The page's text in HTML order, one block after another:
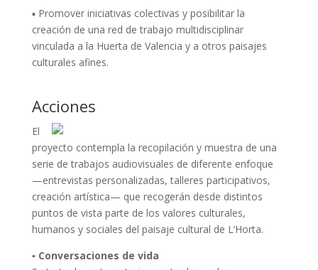
▪ Promover iniciativas colectivas y posibilitar la
creación de una red de trabajo multidisciplinar
vinculada a la Huerta de Valencia y a otros paisajes
culturales afines.
Acciones
El
proyecto contempla la recopilación y muestra de una
serie de trabajos audiovisuales de diferente enfoque
—entrevistas personalizadas, talleres participativos,
creación artística— que recogerán desde distintos
puntos de vista parte de los valores culturales,
humanos y sociales del paisaje cultural de L’Horta.
▪ Conversaciones de vida